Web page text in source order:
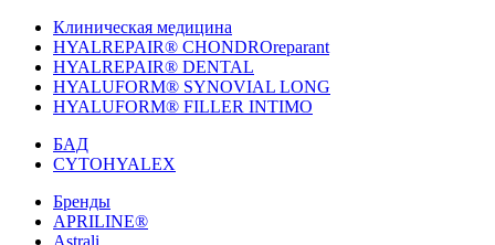
Клиническая медицина
HYALREPAIR® CHONDROreparant
HYALREPAIR® DENTAL
HYALUFORM® SYNOVIAL LONG
HYALUFORM® FILLER INTIMO
БАД
CYTOHYALEX
Бренды
APRILINE®
Astrali